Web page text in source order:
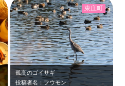
孤高のゴイサギ
投稿者名：フウモン
東庄町